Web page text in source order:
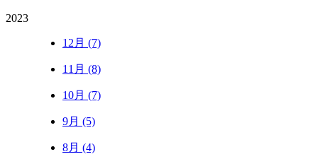
2023
12月 (7)
11月 (8)
10月 (7)
9月 (5)
8月 (4)